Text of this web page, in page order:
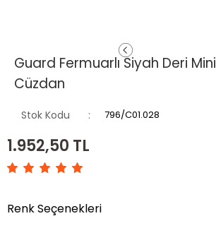
Guard Fermuarlı Siyah Deri Mini
Cüzdan
Stok Kodu 796/C01.028
1.952,50 TL
Renk Seçenekleri